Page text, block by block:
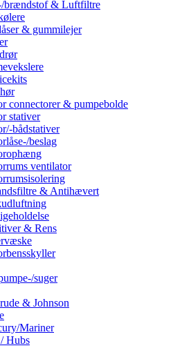
brændstof & Luftfiltre
& gummilejer
connectorer & pumpebolde
stativer
bådstativer
beslag
ventilator
& Antihævert
& Rens
suger
& Johnson
Mariner
Hubs